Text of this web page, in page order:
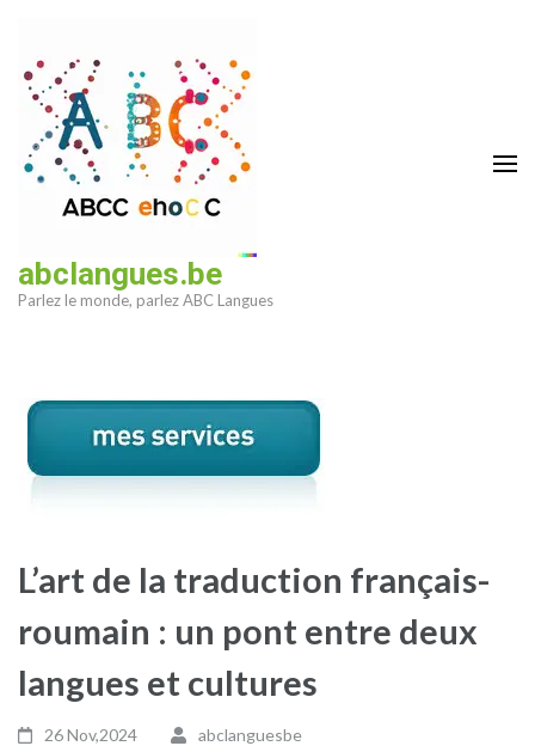
contenu
(Pressez
Entrée)
abclangues.be
Parlez le monde, parlez ABC Langues
L’art de la traduction français-
roumain : un pont entre deux
langues et cultures
26 Nov,2024
abclanguesbe